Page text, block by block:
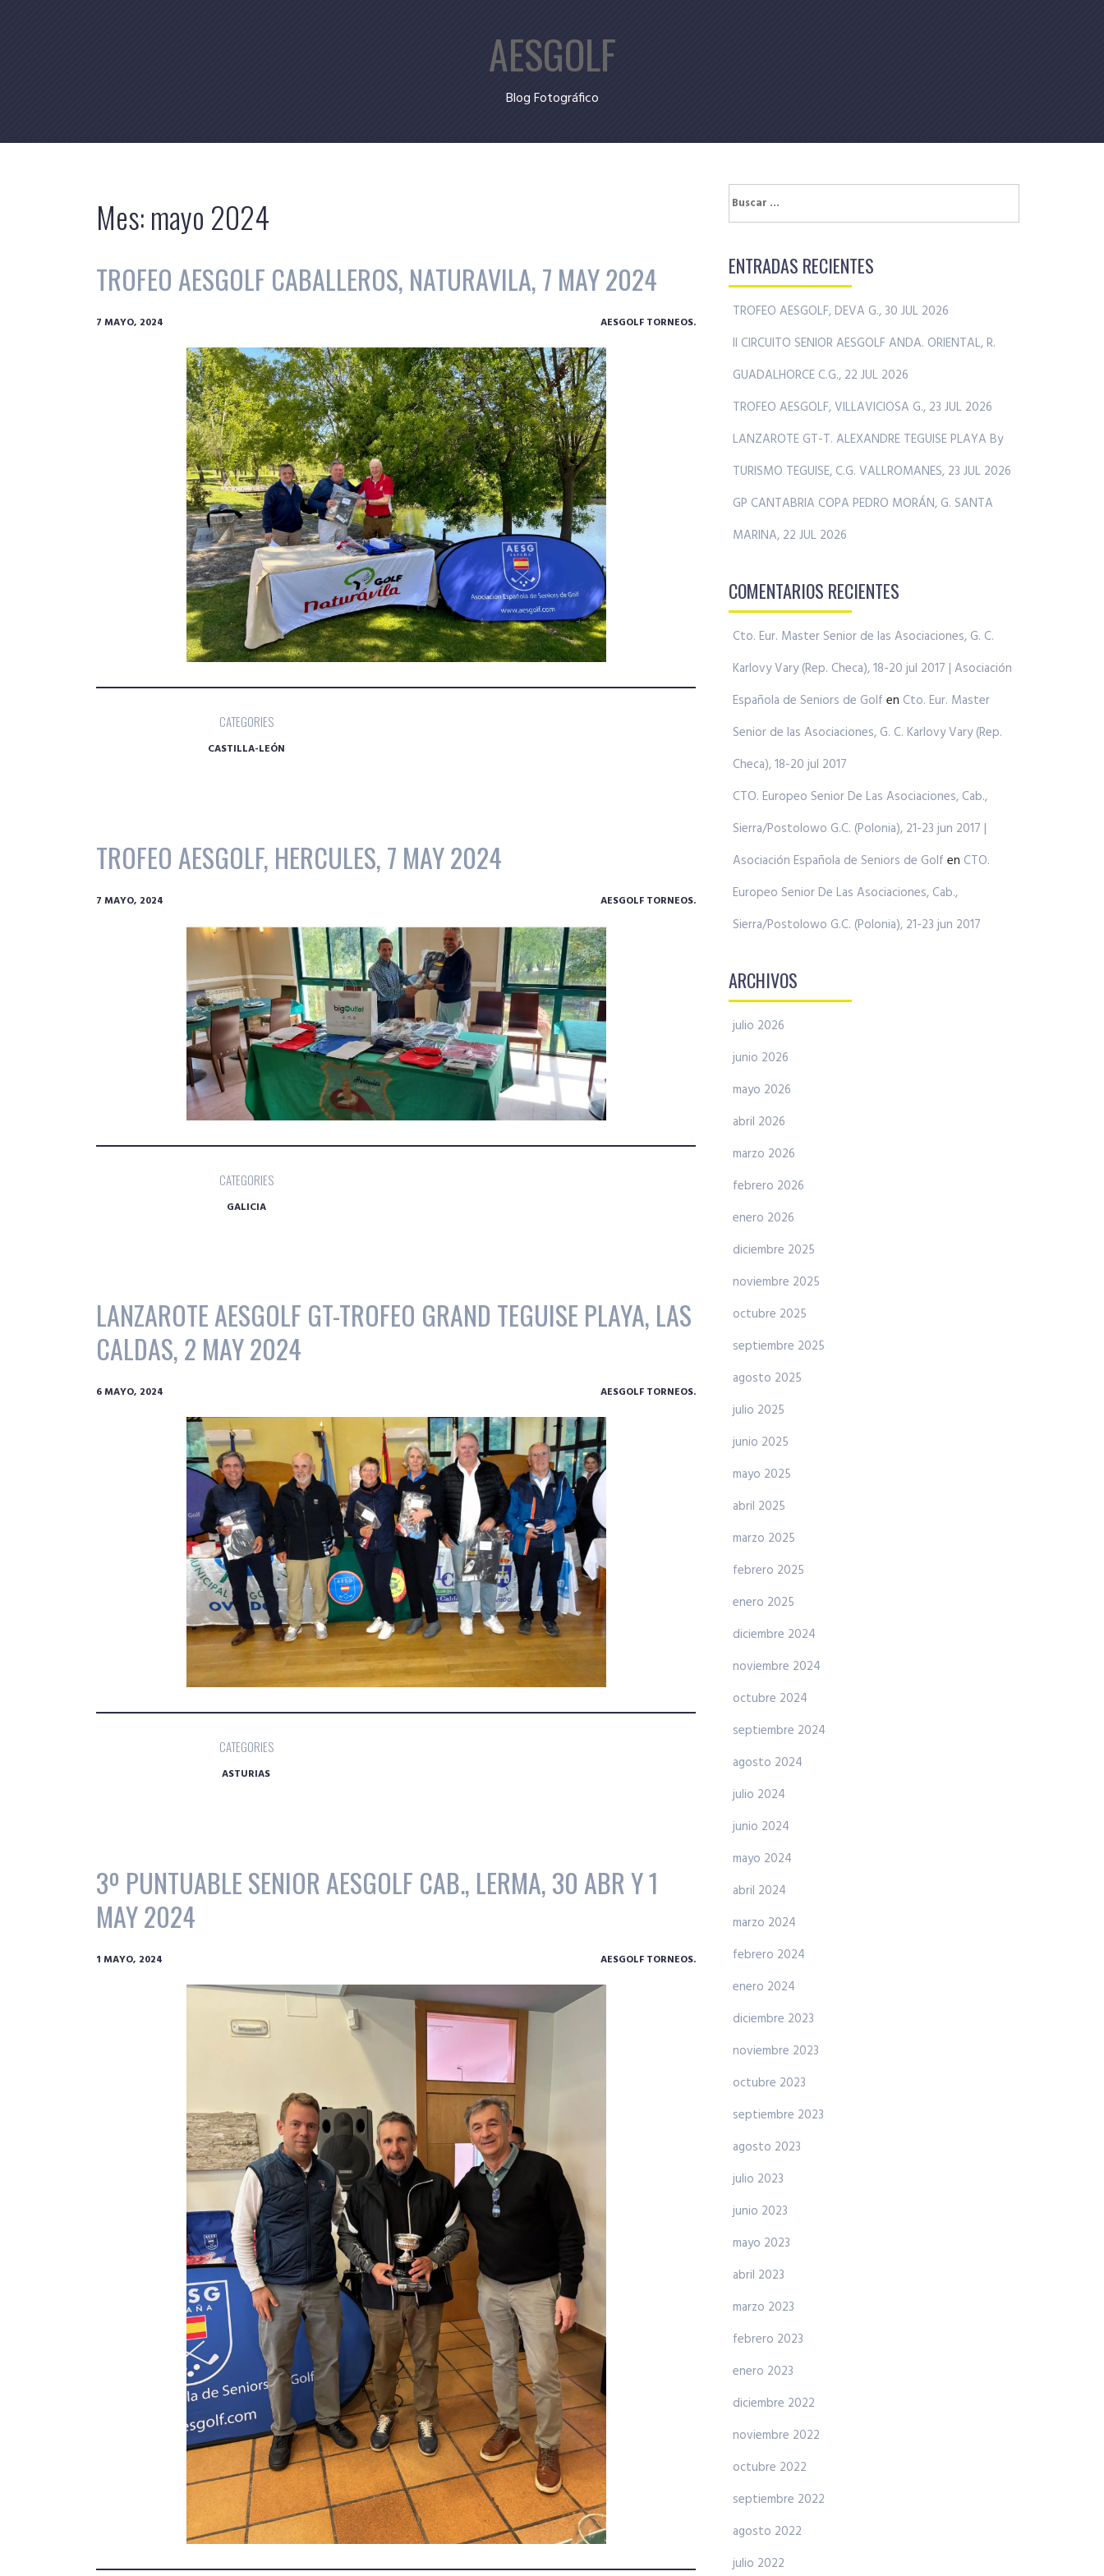
AESGOLF
Blog Fotográfico
Mes:mayo 2024
TROFEO AESGOLF CABALLEROS, NATURAVILA, 7 MAY 2024
7 MAYO, 2024 AESGOLF TORNEOS.
CATEGORIES
CASTILLA-LEÓN
TROFEO AESGOLF, HERCULES, 7 MAY 2024
7 MAYO, 2024 AESGOLF TORNEOS.
CATEGORIES
GALICIA
LANZAROTE AESGOLF GT-TROFEO GRAND TEGUISE PLAYA, LAS
CALDAS, 2 MAY 2024
6 MAYO, 2024 AESGOLF TORNEOS.
CATEGORIES
ASTURIAS
3º PUNTUABLE SENIOR AESGOLF CAB., LERMA, 30 ABR Y 1
MAY 2024
1 MAYO, 2024 AESGOLF TORNEOS.
Buscar:
ENTRADAS RECIENTES
TROFEO AESGOLF, DEVA G., 30 JUL 2026
II CIRCUITO SENIOR AESGOLF ANDA. ORIENTAL, R.
GUADALHORCE C.G., 22 JUL 2026
TROFEO AESGOLF, VILLAVICIOSA G., 23 JUL 2026
LANZAROTE GT-T. ALEXANDRE TEGUISE PLAYA By
TURISMO TEGUISE, C.G. VALLROMANES, 23 JUL 2026
GP CANTABRIA COPA PEDRO MORÁN, G. SANTA
MARINA, 22 JUL 2026
COMENTARIOS RECIENTES
Cto. Eur. Master Senior de las Asociaciones, G. C.
Karlovy Vary (Rep. Checa), 18-20 jul 2017 | Asociación
Española de Seniors de Golf en Cto. Eur. Master
Senior de las Asociaciones, G. C. Karlovy Vary (Rep.
Checa), 18-20 jul 2017
CTO. Europeo Senior De Las Asociaciones, Cab.,
Sierra/Postolowo G.C. (Polonia), 21-23 jun 2017 |
Asociación Española de Seniors de Golf en CTO.
Europeo Senior De Las Asociaciones, Cab.,
Sierra/Postolowo G.C. (Polonia), 21-23 jun 2017
ARCHIVOS
julio 2026
junio 2026
mayo 2026
abril 2026
marzo 2026
febrero 2026
enero 2026
diciembre 2025
noviembre 2025
octubre 2025
septiembre 2025
agosto 2025
julio 2025
junio 2025
mayo 2025
abril 2025
marzo 2025
febrero 2025
enero 2025
diciembre 2024
noviembre 2024
octubre 2024
septiembre 2024
agosto 2024
julio 2024
junio 2024
mayo 2024
abril 2024
marzo 2024
febrero 2024
enero 2024
diciembre 2023
noviembre 2023
octubre 2023
septiembre 2023
agosto 2023
julio 2023
junio 2023
mayo 2023
abril 2023
marzo 2023
febrero 2023
enero 2023
diciembre 2022
noviembre 2022
octubre 2022
septiembre 2022
agosto 2022
julio 2022